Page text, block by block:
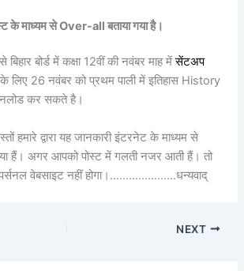
के माध्यम से Over-all बताया गया है।
बोर्ड में कक्षा 12वीं की नवंबर माह मेंसेंटअप
लिए 26 नवंबर को प्रथम पाली में इतिहास History
कर सकते है।
हमारे द्वारा यह जानकारी इंटरनेट के माध्यम से
हैं। अगर आपको पोस्ट में गलती नजर आती हैं। तो
पर्सनल वेबसाइट नहीं होगा।…………………धन्यवाद्
NEXT